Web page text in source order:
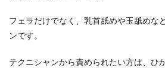
フェラだけでなく、乳首舐めや玉舐めな
ンです。
テクニシャンから責められたい方は、ひ